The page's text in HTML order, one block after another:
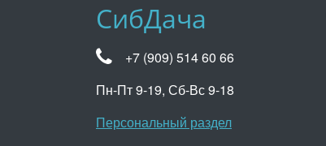
СибДача
+7 (909) 514 60 66
Пн-Пт 9-19, Сб-Вс 9-18
Персональный раздел